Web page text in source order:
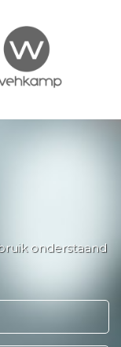
onderstaand